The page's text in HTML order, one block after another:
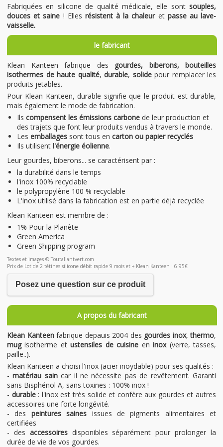
Fabriquées en silicone de qualité médicale, elle sont souples,
douces et saine ! Elles résistent à la chaleuretpasse au lave-
vaisselle.
le fabricant
Klean Kanteen fabrique des gourdes, biberons, bouteilles
isothermes de haute qualité, durable, solide pour remplacer les
produits jetables.
Pour Klean Kanteen, durable signifie que le produit est durable,
mais également le mode de fabrication.
Ils compensent les émissions carbone de leur production et
des trajets que font leur produits vendus à travers le monde.
Les emballages sont tous en carton ou papier recyclés
Ils utilisent l'énergie éolienne.
Leur gourdes, biberons... se caractérisent par :
la durabilité dans le temps
l'inox 100% recyclable
le polypropylène 100 % recyclable
L'inox utilisé dans la fabrication est en partie déjà recyclée
Klean Kanteen est membre de :
1% Pour la Planète
Green America
Green Shipping program
Textes et images © Toutallantvert.com
Prix de Lot de 2 tétines silicone débit rapide 9 mois et + Klean Kanteen : 6.95€
Posez une question sur ce produit
A propos du fabricant
Klean Kanteen fabrique depauis 2004 des gourdes inox,thermo,
mugisotherme etustensiles de cuisine eninox (verre, tasses,
paille..).
Klean Kanteen a choisi l'inox (acier inoydable) pour ses qualités :
-matériau saincar il ne nécessite pas de revêtement. Garanti
sans Bisphénol A, sans toxines : 100% inox !
- durable : l'inox est très solide et confère aux gourdes et autres
accessoires une forte longévité.
- des peintures saines issues de pigments alimentaires et
certifiées
- des accessoiresdisponibles séparément pour prolonger la
durée de vie de vos gourdes.